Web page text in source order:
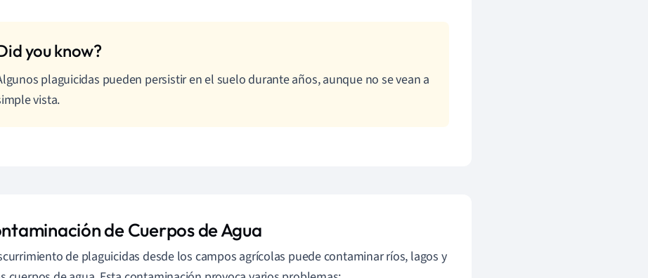
plaguicidas pueden persistir en el suelo durante años, aunque no se vean a
vista.
de Cuerpos de Agua
de plaguicidas desde los campos agrícolas puede contaminar ríos, lagos y